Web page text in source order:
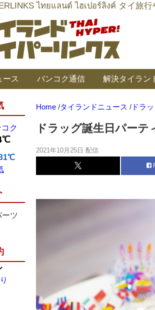
ไทยแลนด์ ไฮเปอร์ลิงค์ タイ旅
ース バンコク通信 解決タイラン
ク
ーツ
Home /タイランドニュース / ドラ
ドラッグ誕生日パーテ
2021年10月25日 配信